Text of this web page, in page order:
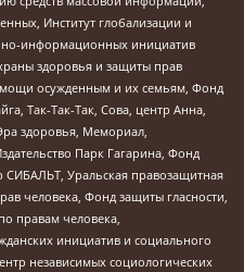
Институт глобализации и
информационных инициатив
здоровья и защиты прав
осужденным и их семьям, Фонд
Так-Так-Так, Сова, центр Анна,
здоровья, Мемориал,
Парк Гагарина, Фонд
Уральская правозащитная
человека, Фонд защиты гласности,
правам человека,
инициатив и социального
независимых социологических